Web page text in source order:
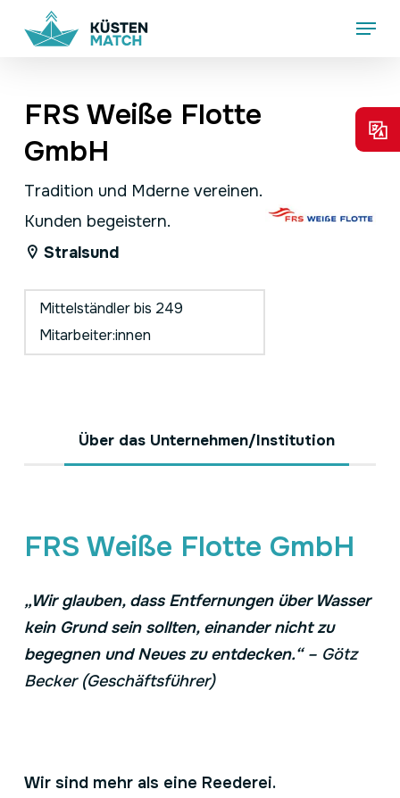
Menu
FRS Weiße Flotte
GmbH
Tradition und Mderne vereinen.
Kunden begeistern.
Stralsund
Mittelständler bis 249
Mitarbeiter:innen
Über das Unternehmen/Institution
FRS Weiße Flotte GmbH
„Wir glauben, dass Entfernungen über Wasser
kein Grund sein sollten, einander nicht zu
begegnen und Neues zu entdecken.“– Götz
Becker (Geschäftsführer)
Wir sind mehr als eine Reederei.